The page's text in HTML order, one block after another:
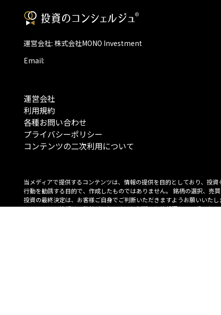
運営会社: 株式会社MONO Investment
Email:
運営会社
利用規約
各種お問い合わせ
プライバシーポリシー
コンテンツの二次利用について
当メディアで提供するコンテンツは、情報の提供を目的としており、投資
行動を勧誘する目的で、作成したものではありません。 銘柄の選択、売
投資の最終決定は、お客様ご自身でご判断いただきますようお願いいたし
コンテンツの情報は、弊社が信頼できると判断した情報源から入手したも